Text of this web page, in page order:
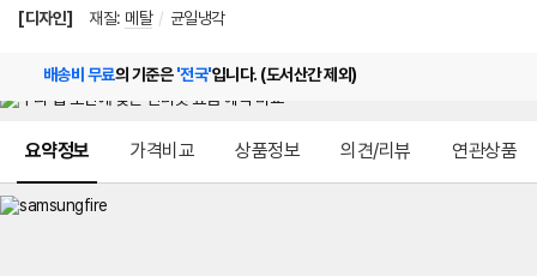
[디자인]
재질: 메탈 / 균일냉각
배송비 무료의 기준은'전국'입니다. (도서산간 제외)
요약정보 가격비교 상품정보 의견/리뷰 연관상품